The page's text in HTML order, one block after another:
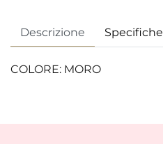
Descrizione Specifiche
COLORE: MORO